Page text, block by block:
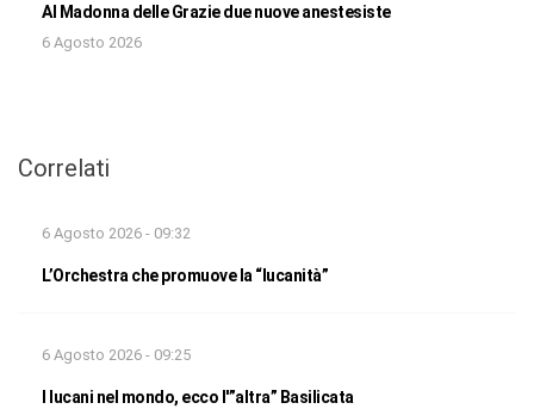
Al Madonna delle Grazie due nuove anestesiste
6 Agosto 2026
Correlati
6 Agosto 2026 - 09:32
L’Orchestra che promuove la “lucanità”
6 Agosto 2026 - 09:25
I lucani nel mondo, ecco l'”altra” Basilicata